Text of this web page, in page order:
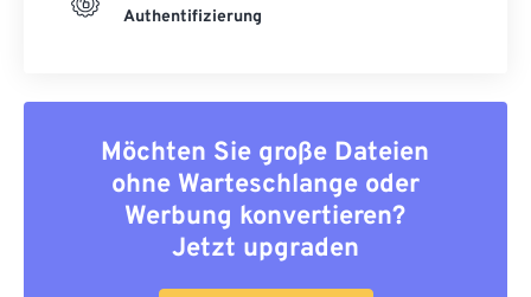
Authentifizierung
Möchten Sie große Dateien
ohne Warteschlange oder
Werbung konvertieren?
Jetzt upgraden